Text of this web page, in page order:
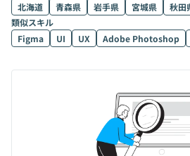
北海道
青森県 岩手県 宮城県 秋田
類似スキル
Figma
UI UX Adobe Photoshop